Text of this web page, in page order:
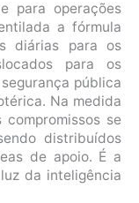
para operações
a fórmula
diárias para os
para os
pública
Na medida
se
distribuídos
de apoio. É a
da inteligência